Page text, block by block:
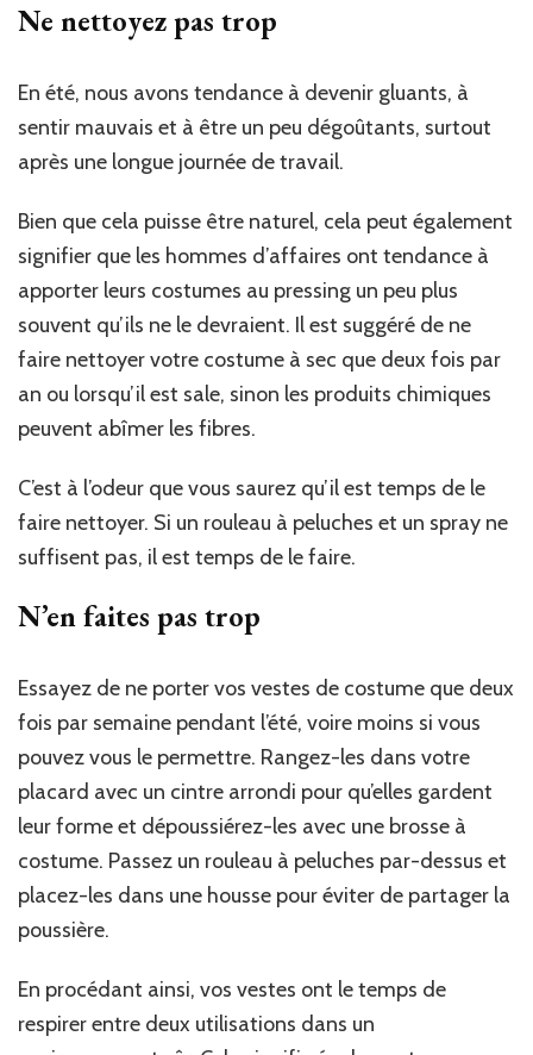
Ne nettoyez pas trop
En été, nous avons tendance à devenir gluants, à
sentir mauvais et à être un peu dégoûtants, surtout
après une longue journée de travail.
Bien que cela puisse être naturel, cela peut également
signifier que les hommes d’affaires ont tendance à
apporter leurs costumes au pressing un peu plus
souvent qu’ils ne le devraient. Il est suggéré de ne
faire nettoyer votre costume à sec que deux fois par
an ou lorsqu’il est sale, sinon les produits chimiques
peuvent abîmer les fibres.
C’est à l’odeur que vous saurez qu’il est temps de le
faire nettoyer. Si un rouleau à peluches et un spray ne
suffisent pas, il est temps de le faire.
N’en faites pas trop
Essayez de ne porter vos vestes de costume que deux
fois par semaine pendant l’été, voire moins si vous
pouvez vous le permettre. Rangez-les dans votre
placard avec un cintre arrondi pour qu’elles gardent
leur forme et dépoussiérez-les avec une brosse à
costume. Passez un rouleau à peluches par-dessus et
placez-les dans une housse pour éviter de partager la
poussière.
En procédant ainsi, vos vestes ont le temps de
respirer entre deux utilisations dans un